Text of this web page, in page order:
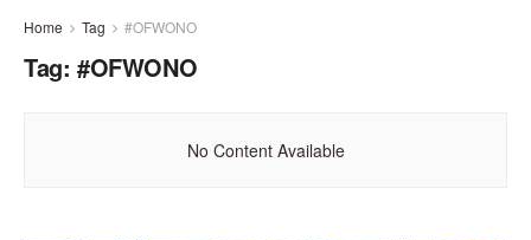
Home Tag #OFWONO
Tag: #OFWONO
No Content Available